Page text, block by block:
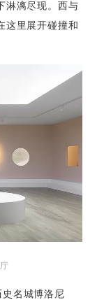
淋漓尽现。西与
这里展开碰撞和
名城博洛尼